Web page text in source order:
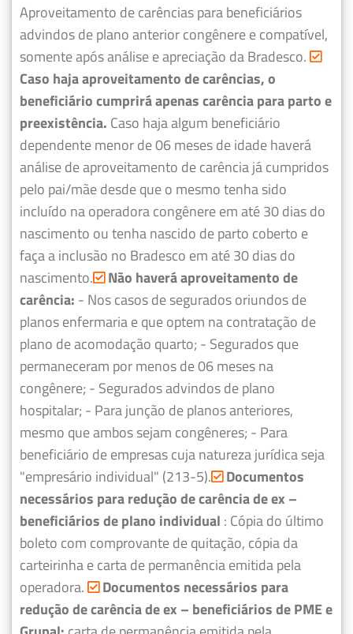
Aproveitamento de carências para beneficiários
advindos de plano anterior congênere e compatível,
somente após análise e apreciação da Bradesco.
Caso haja aproveitamento de carências, o
beneficiário cumprirá apenas carência para parto e
preexistência. Caso haja algum beneficiário
dependente menor de 06 meses de idade haverá
análise de aproveitamento de carência já cumpridos
pelo pai/mãe desde que o mesmo tenha sido
incluído na operadora congênere em até 30 dias do
nascimento ou tenha nascido de parto coberto e
faça a inclusão no Bradesco em até 30 dias do
nascimento. Não haverá aproveitamento de
carência: - Nos casos de segurados oriundos de
planos enfermaria e que optem na contratação de
plano de acomodação quarto; - Segurados que
permaneceram por menos de 06 meses na
congênere; - Segurados advindos de plano
hospitalar; - Para junção de planos anteriores,
mesmo que ambos sejam congêneres; - Para
beneficiário de empresas cuja natureza jurídica seja
"empresário individual" (213-5). Documentos
necessários para redução de carência de ex –
beneficiários de plano individual : Cópia do último
boleto com comprovante de quitação, cópia da
carteirinha e carta de permanência emitida pela
operadora.
Documentos necessários para
redução de carência de ex – beneficiários de PME e